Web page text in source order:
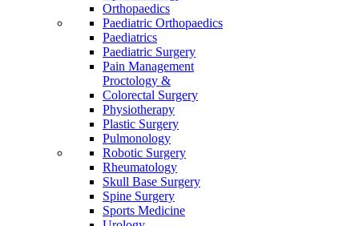
Orthopaedics
Paediatric Orthopaedics
Paediatrics
Paediatric Surgery
Pain Management
Proctology &
Colorectal Surgery
Physiotherapy
Plastic Surgery
Pulmonology
Robotic Surgery
Rheumatology
Skull Base Surgery
Spine Surgery
Sports Medicine